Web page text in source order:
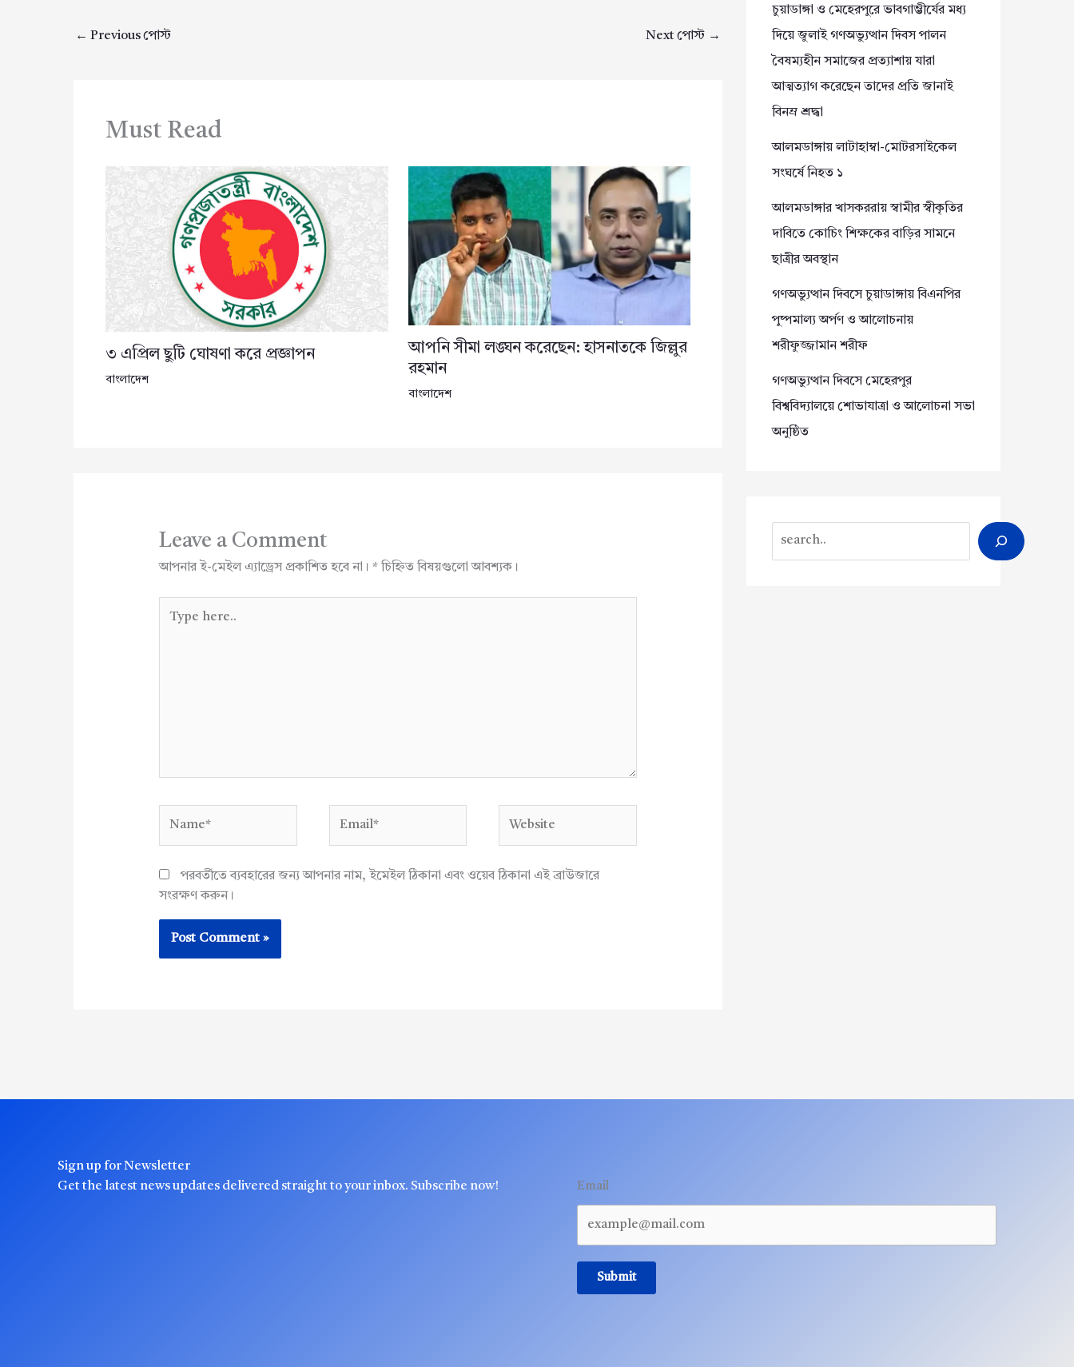
← Previous পোস্ট Next পোস্ট →
Must Read
৩ এপ্রিল ছুটি ঘোষণা করে প্রজ্ঞাপন
বাংলাদেশ
আপনি সীমা লঙ্ঘন করেছেন: হাসনাতকে জিল্লুর
রহমান
বাংলাদেশ
Leave a Comment
আপনার ই-মেইল এ্যাড্রেস প্রকাশিত হবে না। *চিহ্নিত বিষয়গুলো আবশ্যক।
here..
পরবর্তীতে ব্যবহারের জন্য আপনার নাম, ইমেইল ঠিকানা এবং ওয়েব ঠিকানা এই ব্রাউজারে
সংরক্ষণ করুন।
চুয়াডাঙ্গা ও মেহেরপুরে ভাবগাম্ভীর্যের মধ্য
দিয়ে জুলাই গণঅভ্যুত্থান দিবস পালন
বৈষম্যহীন সমাজের প্রত্যাশায় যারা
আত্মত্যাগ করেছেন তাদের প্রতি জানাই
বিনম্র শ্রদ্ধা
আলমডাঙ্গায় লাটাহাম্বা-মোটরসাইকেল
সংঘর্ষে নিহত ১
আলমডাঙ্গার খাসকররায় স্বামীর স্বীকৃতির
দাবিতে কোচিং শিক্ষকের বাড়ির সামনে
ছাত্রীর অবস্থান
গণঅভ্যুত্থান দিবসে চুয়াডাঙ্গায় বিএনপির
পুষ্পমাল্য অর্পণ ও আলোচনায়
শরীফুজ্জামান শরীফ
গণঅভ্যুত্থান দিবসে মেহেরপুর
বিশ্ববিদ্যালয়ে শোভাযাত্রা ও আলোচনা সভা
অনুষ্ঠিত
Sign up for Newsletter
Get the latest news updates delivered straight to your inbox. Subscribe now!
Email
Submit